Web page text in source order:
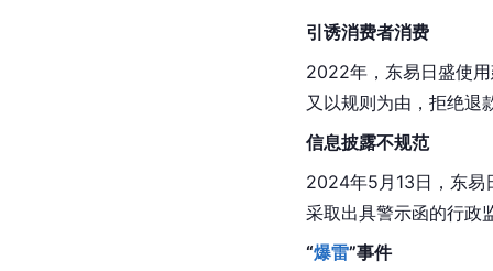
引诱消费者消费
2022年，东易日盛使
又以规则为由，拒绝退
信息披露不规范
2024年5月13日，东易
采取出具警示函的行政
“爆雷”事件